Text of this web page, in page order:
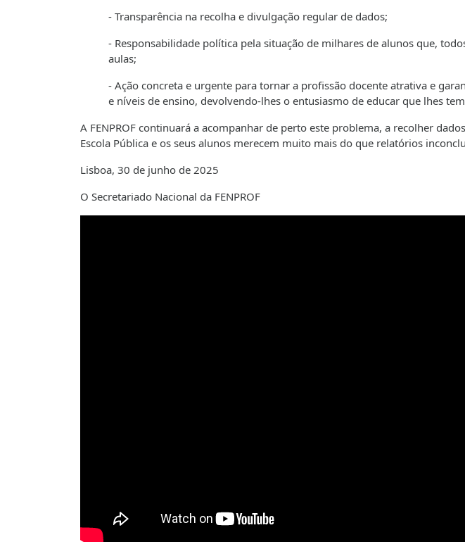
- Transparência na recolha e divulgação regular de dados;
- Responsabilidade política pela situação de milhares de alunos que,
aulas;
- Ação concreta e urgente para tornar a profissão docente atrativa e
e níveis de ensino, devolvendo-lhes o entusiasmo de educar que lhes
A FENPROF continuará a acompanhar de perto este problema, a recolher
Escola Pública e os seus alunos merecem muito mais do que relatórios
Lisboa, 30 de junho de 2025
O Secretariado Nacional da FENPROF